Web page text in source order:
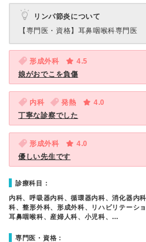
リンパ節炎について
【専門医・資格】 耳鼻咽喉科専門医
形成外科
4.5
娘がおでこを負傷
内科 発熱
4.0
丁寧な診察でした
形成外科
4.0
優しい先生です
診療科目：
内科、呼吸器内科、循環器内科、消化器内
科、整形外科、形成外科、リハビリテーシ
耳鼻咽喉科、産婦人科、小児科、…
専門医・資格：